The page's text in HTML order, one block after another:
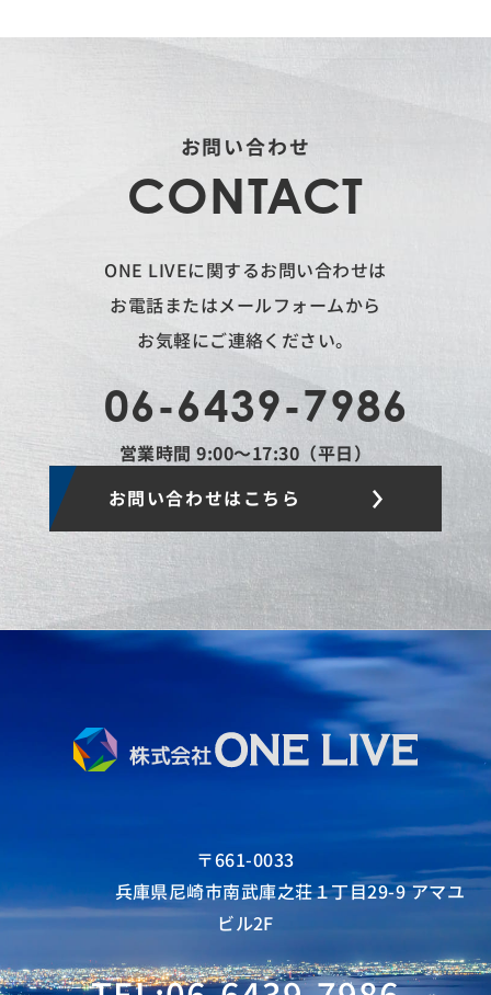
お問い合わせ
CONTACT
ONE LIVEに関するお問い合わせは
お電話またはメールフォームから
お気軽にご連絡ください。
06-6439-7986
営業時間 9:00〜17:30（平日）
お問い合わせはこちら
〒661-0033
兵庫県尼崎市南武庫之荘１丁目29-9 アマユ
ビル2F